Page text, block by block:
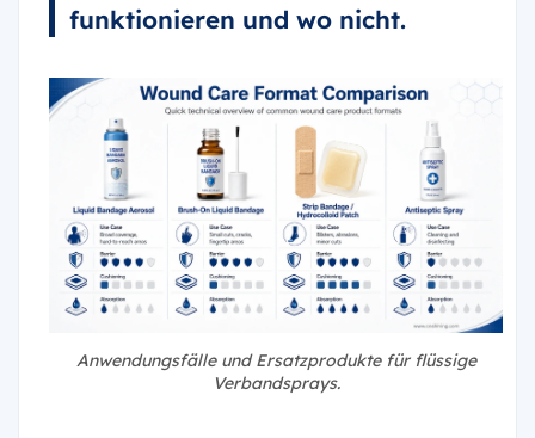
funktionieren und wo nicht.
Anwendungsfälle und Ersatzprodukte für flüssige
Verbandsprays.